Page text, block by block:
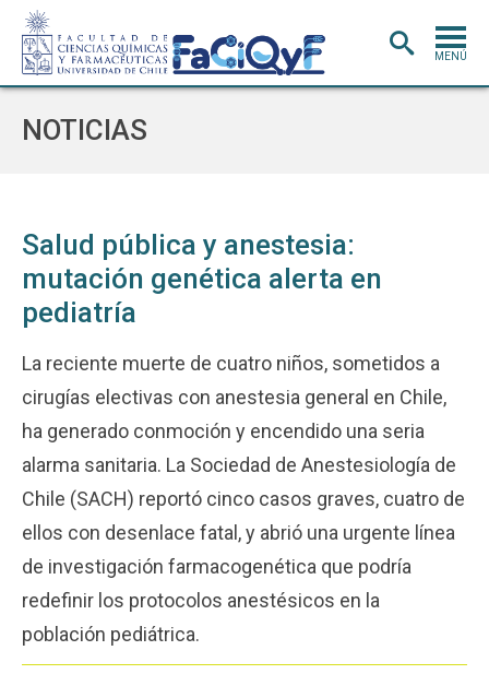
MENÚ
POSTGRADO
INVESTIGACIÓNE INNOVACIÓN
BIBLIOTECA
DEPARTAMENTOS
FACULTAD
Funcionarios Egresados
NOTICIAS
Salud pública y anestesia:
mutación genética alerta en
pediatría
La reciente muerte de cuatro niños, sometidos a
cirugías electivas con anestesia general en Chile,
ha generado conmoción y encendido una seria
alarma sanitaria. La Sociedad de Anestesiología de
Chile (SACH) reportó cinco casos graves, cuatro de
ellos con desenlace fatal, y abrió una urgente línea
de investigación farmacogenética que podría
redefinir los protocolos anestésicos en la
población pediátrica.